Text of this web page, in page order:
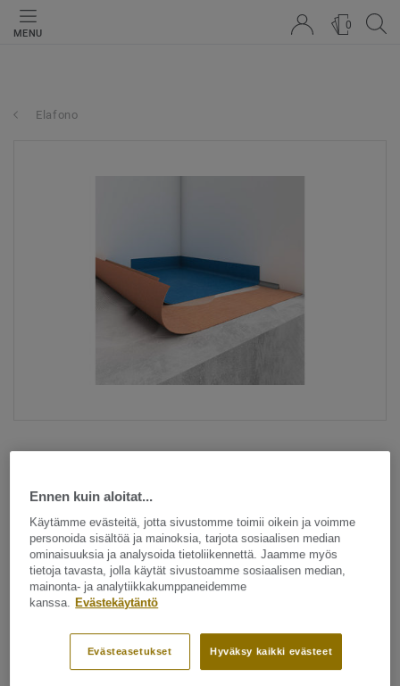
MENU
0
Elafono
Katso kaikki kuosit - NCS ja LRV (1)
Alusmateriaalit
Elafono - Elafono 2,0 mm -
Korkki
Ennen kuin aloitat...
Käytämme evästeitä, jotta sivustomme toimii oikein ja voimme
personoida sisältöä ja mainoksia, tarjota sosiaalisen median
ominaisuuksia ja analysoida tietoliikennettä. Jaamme myös
tietoja tavasta, jolla käytät sivustoamme sosiaalisen median,
mainonta- ja analytiikkakumppaneidemme
kanssa. Evästekäytäntö
Hyväksy kaikki evästeet
Evästeasetukset